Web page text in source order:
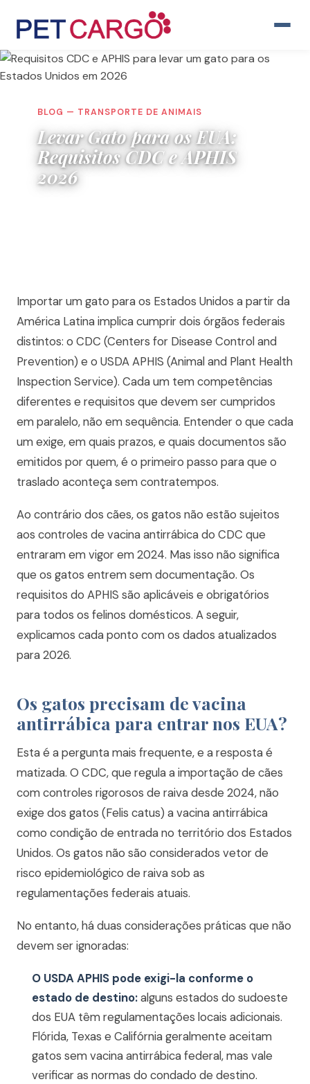
BLOG — TRANSPORTE DE ANIMAIS
Levar Gato para os EUA:
Requisitos CDC e APHIS
2026
Importar um gato para os Estados Unidos a partir da
América Latina implica cumprir dois órgãos federais
distintos: o CDC (Centers for Disease Control and
Prevention) e o USDA APHIS (Animal and Plant Health
Inspection Service). Cada um tem competências
diferentes e requisitos que devem ser cumpridos
em paralelo, não em sequência. Entender o que cada
um exige, em quais prazos, e quais documentos são
emitidos por quem, é o primeiro passo para que o
traslado aconteça sem contratempos.
Ao contrário dos cães, os gatos não estão sujeitos
aos controles de vacina antirrábica do CDC que
entraram em vigor em 2024. Mas isso não significa
que os gatos entrem sem documentação. Os
requisitos do APHIS são aplicáveis e obrigatórios
para todos os felinos domésticos. A seguir,
explicamos cada ponto com os dados atualizados
para 2026.
Os gatos precisam de vacina
antirrábica para entrar nos EUA?
Esta é a pergunta mais frequente, e a resposta é
matizada. O CDC, que regula a importação de cães
com controles rigorosos de raiva desde 2024, não
exige dos gatos (Felis catus) a vacina antirrábica
como condição de entrada no território dos Estados
Unidos. Os gatos não são considerados vetor de
risco epidemiológico de raiva sob as
regulamentações federais atuais.
No entanto, há duas considerações práticas que não
devem ser ignoradas:
O USDA APHIS pode exigi-la conforme o
estado de destino:alguns estados do sudoeste
dos EUA têm regulamentações locais adicionais.
Flórida, Texas e Califórnia geralmente aceitam
gatos sem vacina antirrábica federal, mas vale
verificar as normas do condado de destino.